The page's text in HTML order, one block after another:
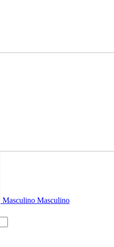
Masculino Masculino